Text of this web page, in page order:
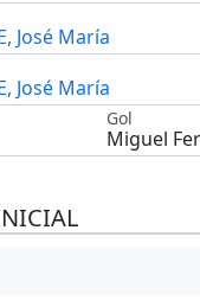
José María
José María
Gol
Miguel